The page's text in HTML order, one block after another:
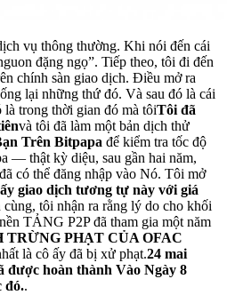
vụ thông thường. Khi nói đến cái
đặng ngọ”. Tiếp theo, tôi đi đến
chính sàn giao dịch. Điều mở ra
lại những thứ đó. Và sau đó là cái
là trong thời gian đó mà tôiTôi đã
và tôi đã làm một bản dịch thử
Trên Bitpapa để kiểm tra tốc độ
— thật kỳ diệu, sau gần hai năm,
có thể đăng nhập vào Nó. Tôi mở
giao dịch tương tự này với giá
tôi nhận ra rằng lý do cho khối
TẢNG P2P đã tham gia một năm
TRỪNG PHẠT CỦA OFAC
là cô ấy đã bị xử phạt.24 mai
được hoàn thành Vào Ngày 8
đó..